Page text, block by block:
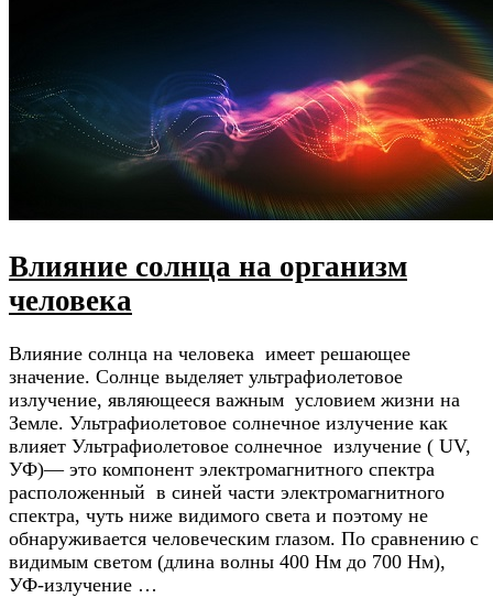
Влияние солнца на организм
человека
Влияние солнца на человека имеет решающее
значение. Солнце выделяет ультрафиолетовое
излучение, являющееся важным условием жизни на
Земле. Ультрафиолетовое солнечное излучение как
влияет Ультрафиолетовое солнечное излучение ( UV,
УФ)— это компонент электромагнитного спектра
расположенный в синей части электромагнитного
спектра, чуть ниже видимого света и поэтому не
обнаруживается человеческим глазом. По сравнению с
видимым светом (длина волны 400 Нм до 700 Нм),
УФ-излучение …